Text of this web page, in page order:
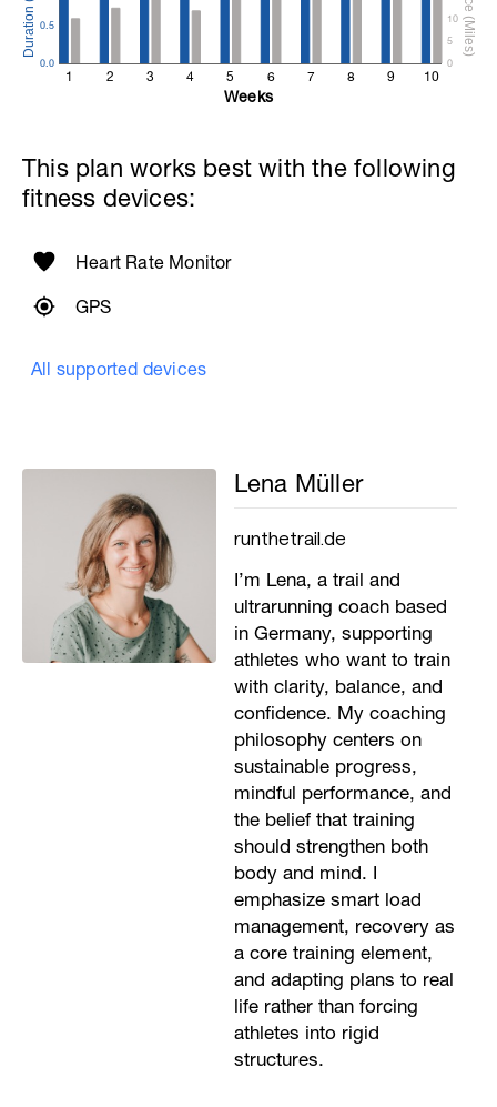
1 2 3 4 5 6 7 8 9 10
0.0
0.5
0
5
10
Weeks
This plan works best with the following
fitness devices:
Heart Rate Monitor
GPS
All supported devices
Lena Müller
runthetrail.de
I’m Lena, a trail and
ultrarunning coach based
in Germany, supporting
athletes who want to train
with clarity, balance, and
confidence. My coaching
philosophy centers on
sustainable progress,
mindful performance, and
the belief that training
should strengthen both
body and mind. I
emphasize smart load
management, recovery as
a core training element,
and adapting plans to real
life rather than forcing
athletes into rigid
structures.